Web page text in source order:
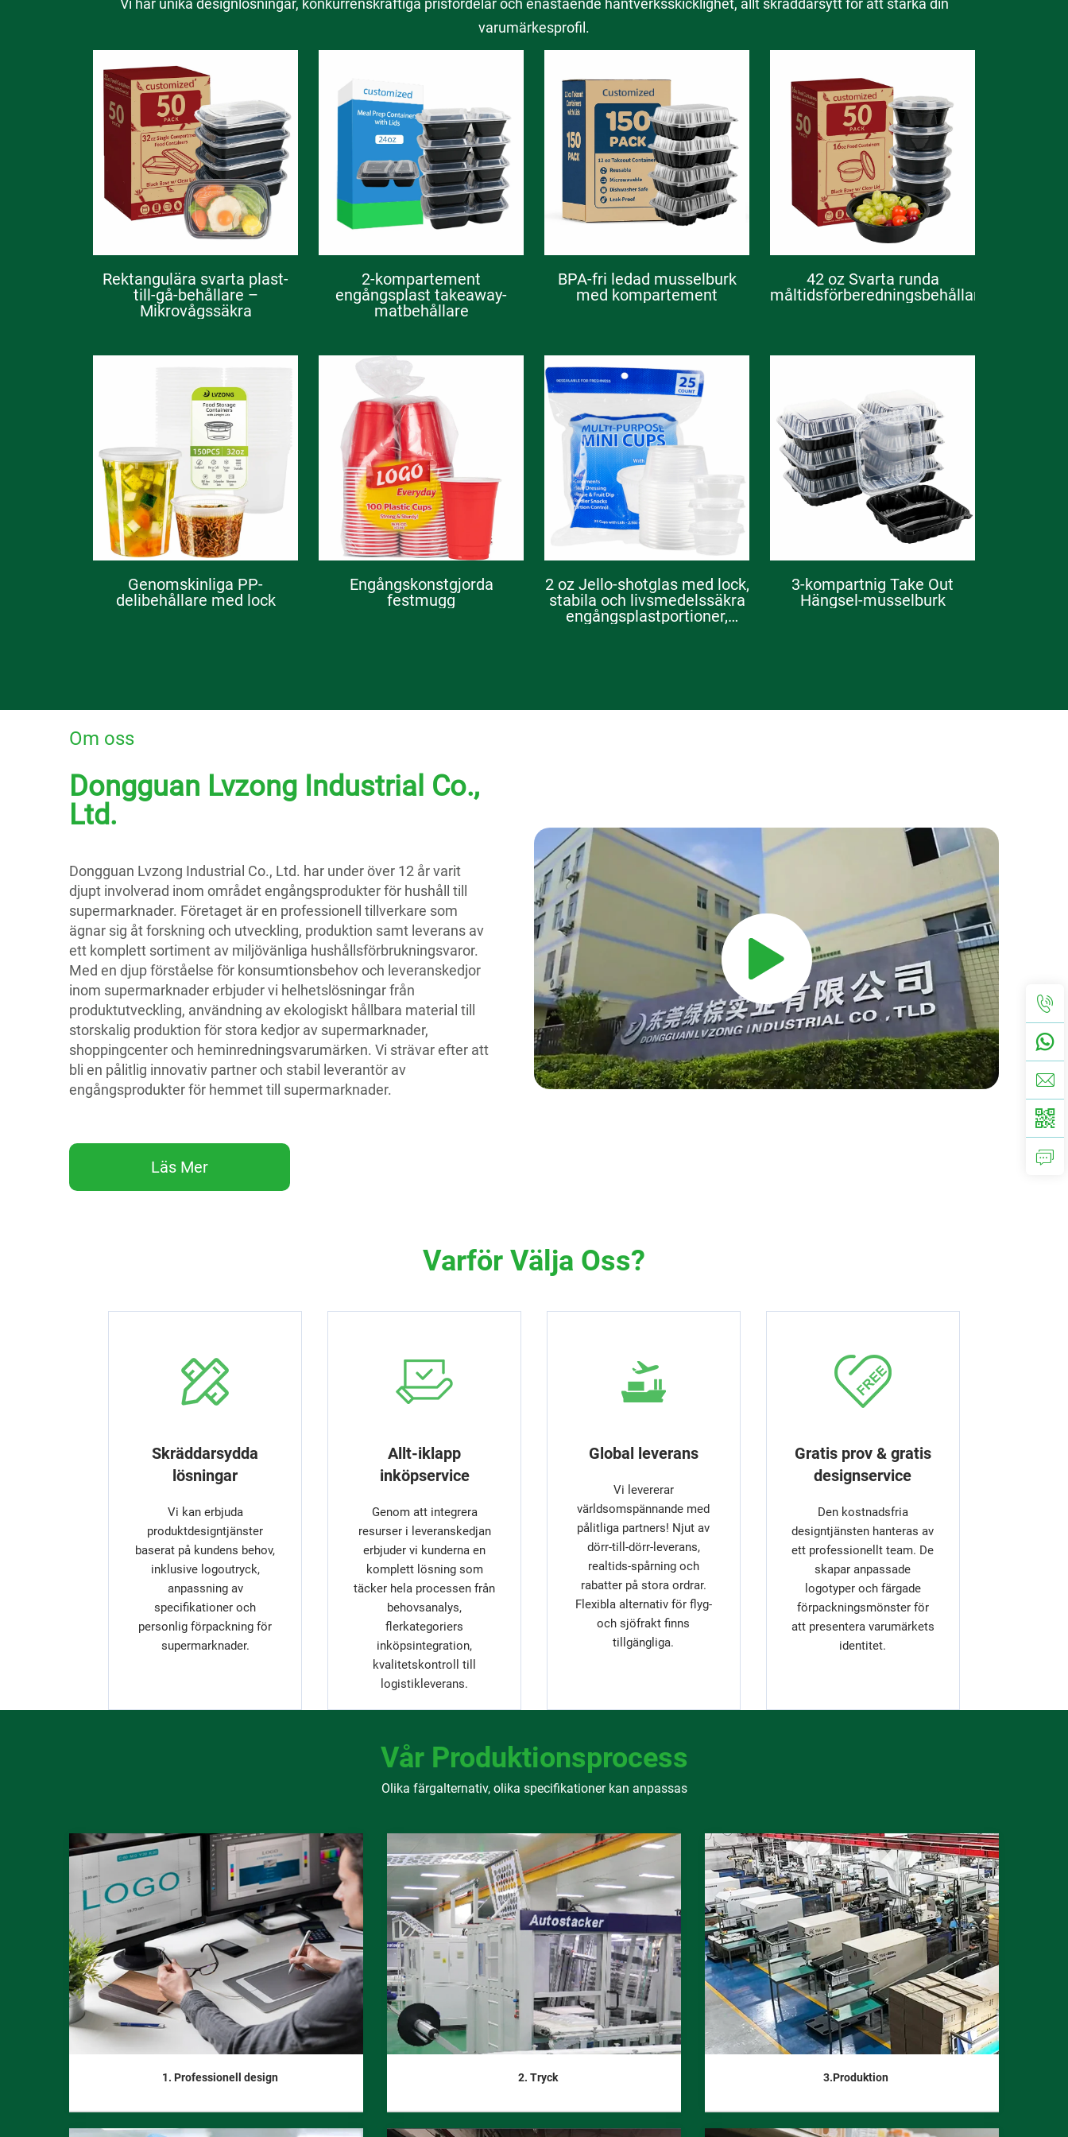
Vi har unika designlösningar, konkurrenskraftiga prisfördelar och enastående hantverksskicklighet, allt skräddarsytt för att stärka din
varumärkesprofil.
Rektangulära svarta plast-
till-gå-behållare –
Mikrovågssäkra
2-kompartement
engångsplast takeaway-
matbehållare
BPA-fri ledad musselburk
med kompartement
42 oz Svarta runda
måltidsförberedningsbehållare
Genomskinliga PP-
delibehållare med lock
Engångskonstgjorda
festmugg
2 oz Jello-shotglas med lock,
stabila och livsmedelssäkra
engångsplastportioner,
3-kompartnig Take Out
Hängsel-musselburk
Om oss
Dongguan Lvzong Industrial Co.,
Ltd.
Dongguan Lvzong Industrial Co., Ltd. har under över 12 år varit
djupt involverad inom området engångsprodukter för hushåll till
supermarknader. Företaget är en professionell tillverkare som
ägnar sig åt forskning och utveckling, produktion samt leverans av
ett komplett sortiment av miljövänliga hushållsförbrukningsvaror.
Med en djup förståelse för konsumtionsbehov och leveranskedjor
inom supermarknader erbjuder vi helhetslösningar från
produktutveckling, användning av ekologiskt hållbara material till
storskalig produktion för stora kedjor av supermarknader,
shoppingcenter och heminredningsvarumärken. Vi strävar efter att
bli en pålitlig innovativ partner och stabil leverantör av
engångsprodukter för hemmet till supermarknader.
Läs Mer
Varför Välja Oss?
Skräddarsydda
lösningar
Vi kan erbjuda
produktdesigntjänster
baserat på kundens behov,
inklusive logoutryck,
anpassning av
specifikationer och
personlig förpackning för
supermarknader.
Allt-iklapp
inköpservice
Genom att integrera
resurser i leveranskedjan
erbjuder vi kunderna en
komplett lösning som
täcker hela processen från
behovsanalys,
flerkategoriers
inköpsintegration,
kvalitetskontroll till
logistikleverans.
Global leverans
Vi levererar
världsomspännande med
pålitliga partners! Njut av
dörr-till-dörr-leverans,
realtids-spårning och
rabatter på stora ordrar.
Flexibla alternativ för flyg-
och sjöfrakt finns
tillgängliga.
Gratis prov & gratis
designservice
Den kostnadsfria
designtjänsten hanteras av
ett professionellt team. De
skapar anpassade
logotyper och färgade
förpackningsmönster för
att presentera varumärkets
identitet.
Vår Produktionsprocess
Olika färgalternativ, olika specifikationer kan anpassas
1. Professionell design 2. Tryck 3.Produktion